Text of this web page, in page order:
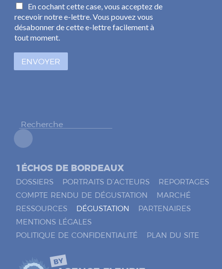
a
i
l
*
C
a
s
e
à
En cochant cette case, vous acceptez de
recevoir notre e-lettre. Vous pouvez vous
désabonner de cette e-lettre facilement à
tout moment.
ENVOYER
1ÉCHOS DE BORDEAUX
DOSSIERS PORTRAITS D’ACTEURS
REPORTAGES
COMPTE RENDU DE DÉGUSTATION
MARCHÉ
RESSOURCES
DÉGUSTATION
PARTENAIRES
MENTIONS LÉGALES
POLITIQUE DE CONFIDENTIALITÉ
PLAN DU SITE
BY